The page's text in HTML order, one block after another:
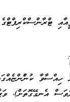
ޓްރާންސްކްރިޕްޓްގެ
އެނގޭގޮތަށް)،